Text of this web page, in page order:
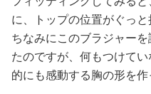
に、トップの位置がぐっ
ちなみにこのブラジャー
たのですが、何もつけて
的にも感動する胸の形を作